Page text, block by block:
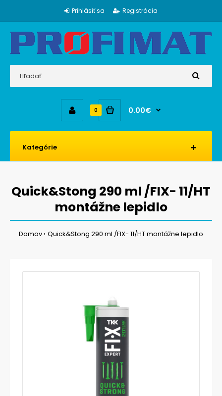
Prihlásiť sa Registrácia
0 0.00€
Kategórie
Quick&Stong 290 ml /FIX- 11/HT
montážne lepidlo
Domov Quick&Stong 290 ml /FIX- 11/HT montážne lepidlo